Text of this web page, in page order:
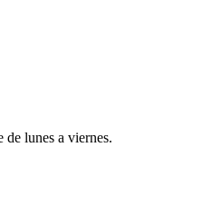
de lunes a viernes.